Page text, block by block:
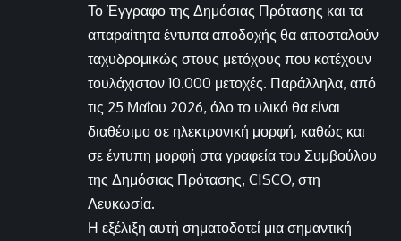
Το Έγγραφο της Δημόσιας Πρότασης και τα
απαραίτητα έντυπα αποδοχής θα αποσταλούν
ταχυδρομικώς στους μετόχους που κατέχουν
τουλάχιστον 10.000 μετοχές. Παράλληλα, από
τις 25 Μαΐου 2026, όλο το υλικό θα είναι
διαθέσιμο σε ηλεκτρονική μορφή, καθώς και
σε έντυπη μορφή στα γραφεία του Συμβούλου
της Δημόσιας Πρότασης, CISCO, στη
Λευκωσία.
Η εξέλιξη αυτή σηματοδοτεί μια σημαντική